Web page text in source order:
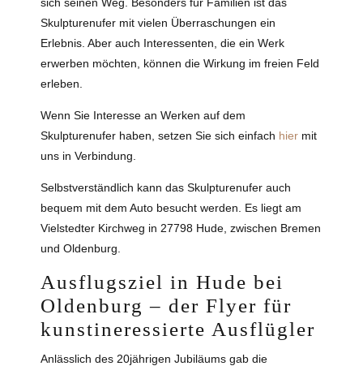
Skulpturenufer mit vielen Überraschungen ein
Erlebnis. Aber auch Interessenten, die ein Werk
erwerben möchten, können die Wirkung im freien Feld
erleben.
Wenn Sie Interesse an Werken auf dem
Skulpturenufer haben, setzen Sie sich einfach hier mit
uns in Verbindung.
Selbstverständlich kann das Skulpturenufer auch
bequem mit dem Auto besucht werden. Es liegt am
Vielstedter Kirchweg in 27798 Hude, zwischen Bremen
und Oldenburg.
Ausflugsziel in Hude bei
Oldenburg – der Flyer für
kunstineressierte Ausflügler
Anlässlich des 20jährigen Jubiläums gab die